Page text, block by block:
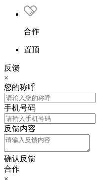
合作
置顶
反馈
×
您的称呼
手机号码
反馈内容
确认反馈
合作